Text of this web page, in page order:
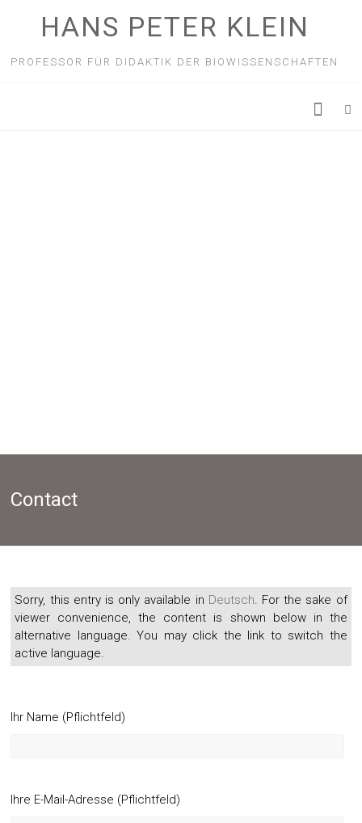
HANS PETER KLEIN
PROFESSOR FÜR DIDAKTIK DER BIOWISSENSCHAFTEN
Contact
Sorry, this entry is only available in Deutsch. For the sake of
viewer convenience, the content is shown below in the
alternative language. You may click the link to switch the
active language.
Ihr Name (Pflichtfeld)
Ihre E-Mail-Adresse (Pflichtfeld)